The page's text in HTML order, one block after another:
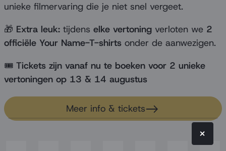
unieke filmervaring die je niet snel vergeet.
🎁 Extra leuk: tijdens elke vertoning verloten we 2
officiële Your Name-T-shirts onder de aanwezigen.
🎟️ Tickets zijn vanaf nu te boeken voor 2 unieke
vertoningen op 13 & 14 augustus
Meer info & tickets
×